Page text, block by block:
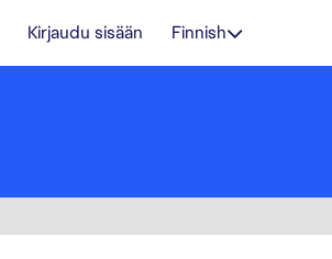
Kirjaudu sisään Finnish